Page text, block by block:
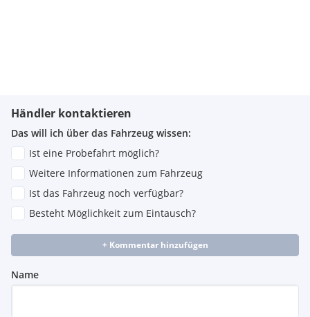
Händler kontaktieren
Das will ich über das Fahrzeug wissen:
Ist eine Probefahrt möglich?
Weitere Informationen zum Fahrzeug
Ist das Fahrzeug noch verfügbar?
Besteht Möglichkeit zum Eintausch?
+ Kommentar hinzufügen
Name